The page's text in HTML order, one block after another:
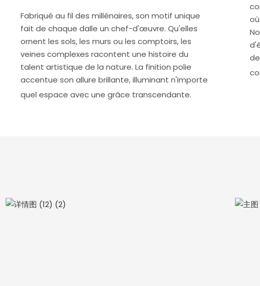
Fabriqué au fil des millénaires, son motif unique
fait de chaque dalle un chef-d'œuvre. Qu'elles
ornent les sols, les murs ou les comptoirs, les
veines complexes racontent une histoire du
talent artistique de la nature. La finition polie
accentue son allure brillante, illuminant n'importe
quel espace avec une grâce transcendante.